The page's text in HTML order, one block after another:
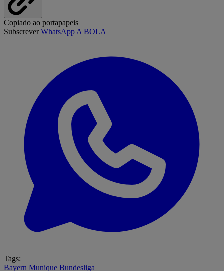
Copiado ao portapapeis
SubscreverWhatsApp A BOLA
Tags:
Bayern Munique Bundesliga